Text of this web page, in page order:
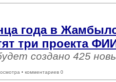
года в
три проекта
создано 425
• комментариев 0